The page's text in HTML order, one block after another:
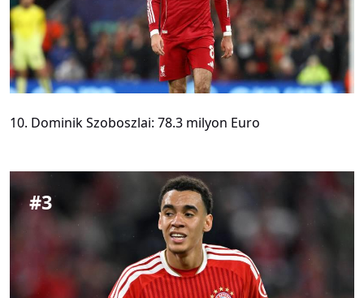
10. Dominik Szoboszlai: 78.3 milyon Euro
#3